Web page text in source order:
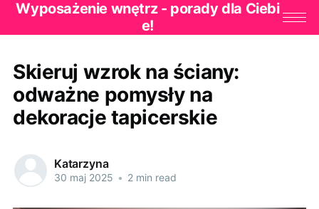
Wyposażenie wnętrz - porady dla Ciebi
e!
Skieruj wzrok na ściany:
odważne pomysły na
dekoracje tapicerskie
Katarzyna
30 maj 2025 • 2 min read